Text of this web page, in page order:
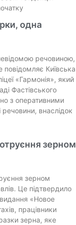
одна
речовиною,
Київська
«Гармонія», який
Фастівського
з оперативними
внаслідок
зерном
зерном
Це підтвердило
«Новое
працівники
зерна, яке